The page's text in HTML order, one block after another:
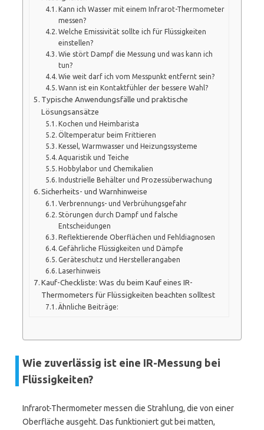
Kann ich Wasser mit einem Infrarot-Thermometer
messen?
Welche Emissivität sollte ich für Flüssigkeiten
einstellen?
Wie stört Dampf die Messung und was kann ich
tun?
Wie weit darf ich vom Messpunkt entfernt sein?
Wann ist ein Kontaktfühler der bessere Wahl?
Typische Anwendungsfälle und praktische
Lösungsansätze
Kochen und Heimbarista
Öltemperatur beim Frittieren
Kessel, Warmwasser und Heizungssysteme
Aquaristik und Teiche
Hobbylabor und Chemikalien
Industrielle Behälter und Prozessüberwachung
Sicherheits- und Warnhinweise
Verbrennungs- und Verbrühungsgefahr
Störungen durch Dampf und falsche
Entscheidungen
Reflektierende Oberflächen und Fehldiagnosen
Gefährliche Flüssigkeiten und Dämpfe
Geräteschutz und Herstellerangaben
Laserhinweis
Kauf-Checkliste: Was du beim Kauf eines IR-
Thermometers für Flüssigkeiten beachten solltest
Ähnliche Beiträge:
Wie zuverlässig ist eine IR-Messung bei
Flüssigkeiten?
Infrarot-Thermometer messen die Strahlung, die von einer
Oberfläche ausgeht. Das funktioniert gut bei matten,